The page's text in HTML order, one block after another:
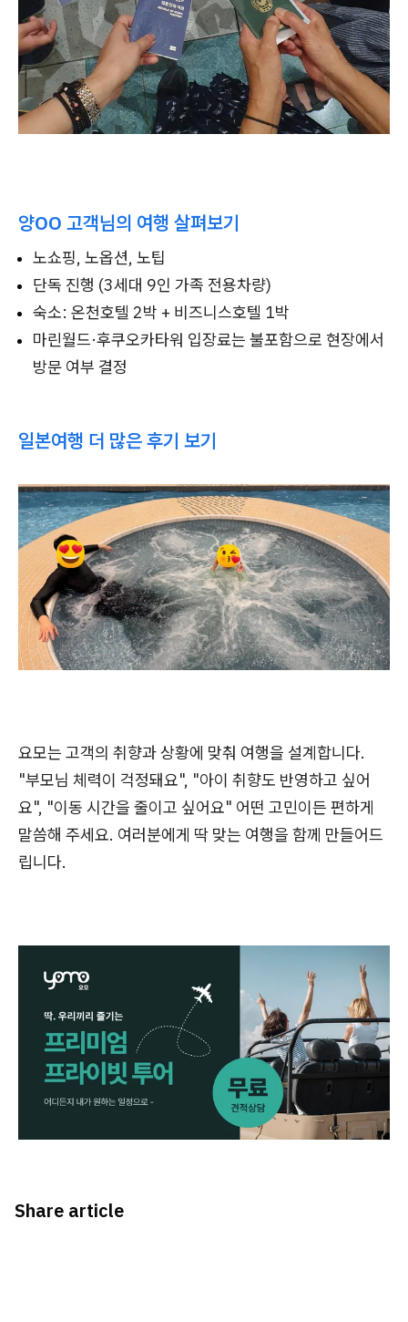
양OO 고객님의 여행 살펴보기
노쇼핑, 노옵션, 노팁
단독 진행 (3세대 9인 가족 전용차량)
숙소: 온천호텔 2박 + 비즈니스호텔 1박
마린월드·후쿠오카타워 입장료는 불포함으로 현장에서
방문 여부 결정
일본여행 더 많은 후기 보기
요모는 고객의 취향과 상황에 맞춰 여행을 설계합니다.
"부모님 체력이 걱정돼요", "아이 취향도 반영하고 싶어
요", "이동 시간을 줄이고 싶어요" 어떤 고민이든 편하게
말씀해 주세요. 여러분에게 딱 맞는 여행을 함께 만들어드
립니다.
Share article